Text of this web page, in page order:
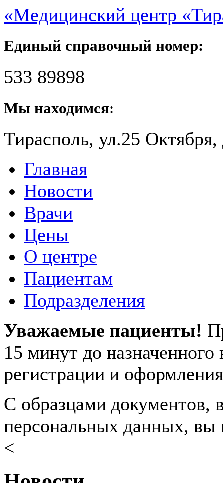
«Медицинский центр
Единый справочный номер:
533 89898
Мы находимся:
Тирасполь, ул.25 Октября,
Главная
Новости
Врачи
Цены
О центре
Пациентам
Подразделения
Уважаемые пациенты!
15 минут до
регистрации и
С образцами документов,
персональных данных, вы
<